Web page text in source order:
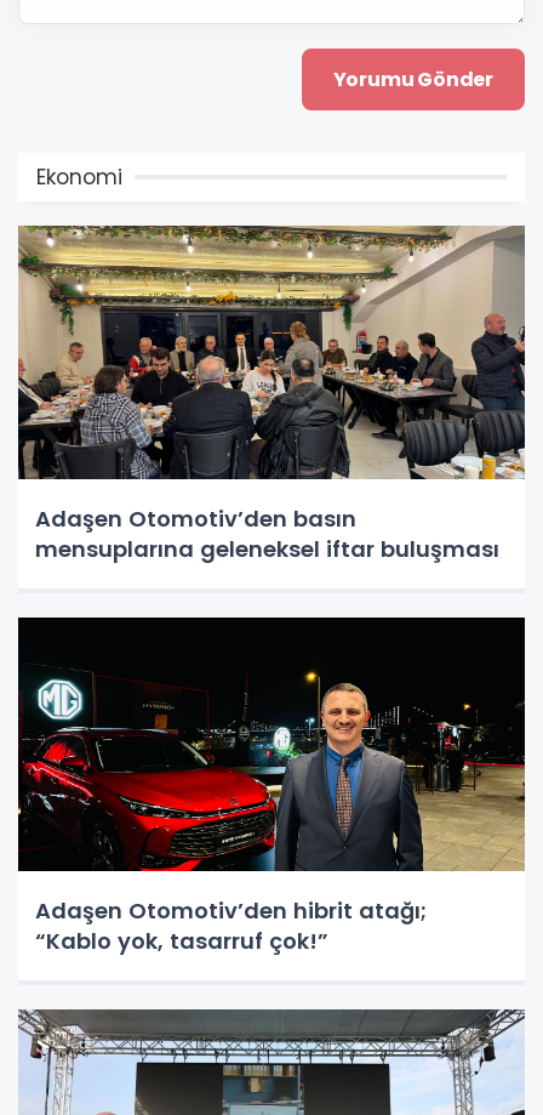
Ekonomi
Adaşen Otomotiv’den basın
mensuplarına geleneksel iftar buluşması
Adaşen Otomotiv’den hibrit atağı;
“Kablo yok, tasarruf çok!”